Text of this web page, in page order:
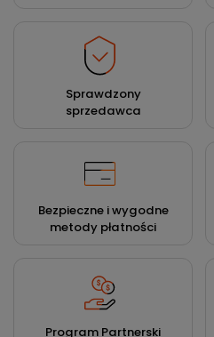
Sprawdzony
sprzedawca
Bezpieczne i wygodne
metody płatności
Program Partnerski